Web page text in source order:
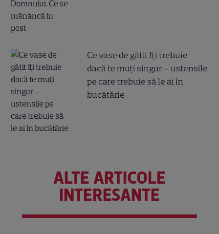
Ce vase de gătit îți trebuie
dacă te muți singur – ustensile
pe care trebuie să le ai în
bucătărie
ALTE ARTICOLE
INTERESANTE